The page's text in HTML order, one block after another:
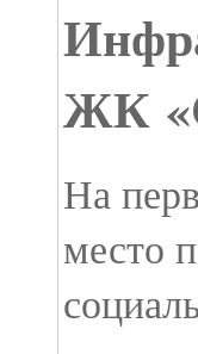
ЖК
На
место